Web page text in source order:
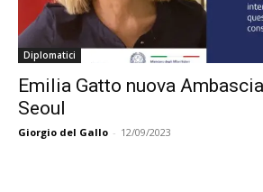
Diplomatici
Emilia Gatto nuova
Seoul
Giorgio del Gallo - 12/09/2023